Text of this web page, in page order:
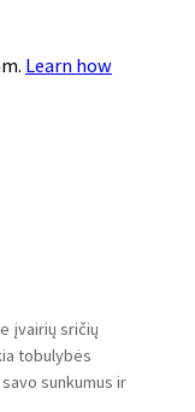
Learn how
įvairių sričių
tobulybės
sunkumus ir